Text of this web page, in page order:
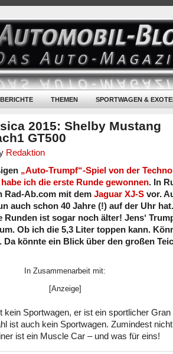
THEMEN SPORTWAGEN &
2015: Shelby Mustang
GT500
Redaktion
„Auto-Trumpf“-Spiel von der Techno
ich die erste Runde gewonnen. In
Rad-Ab.com mit dem Jaguar XJ-S vor.
auch schon 40 Jahre (!) auf der Uhr
Runden ist sogar noch älter! Jens‘
Ob ich die 5,3 Liter toppen kann.
könnte ein Blick über den großen
In Zusammenarbeit mit:
[Anzeige]
kein Sportwagen, er ist ein sportlicher Gran
ist auch kein Sportwagen. Zumindest
ist ein Muscle Car – und was für eins!